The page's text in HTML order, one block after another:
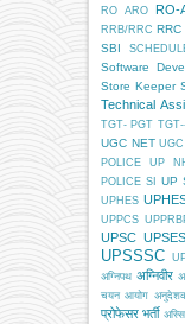
RO ARO RO-
RRB/RRC RRC
SBI
Software
Store Keeper
Technical
TGT- PGT
UGC NET
POLICE
UP
POLICE SI
UP
UPHES
UPPCS
UPSC
UPSSSC
अग्निपथ अग्निवीर
चयन आयोग
प्रोफेसर भर्ती